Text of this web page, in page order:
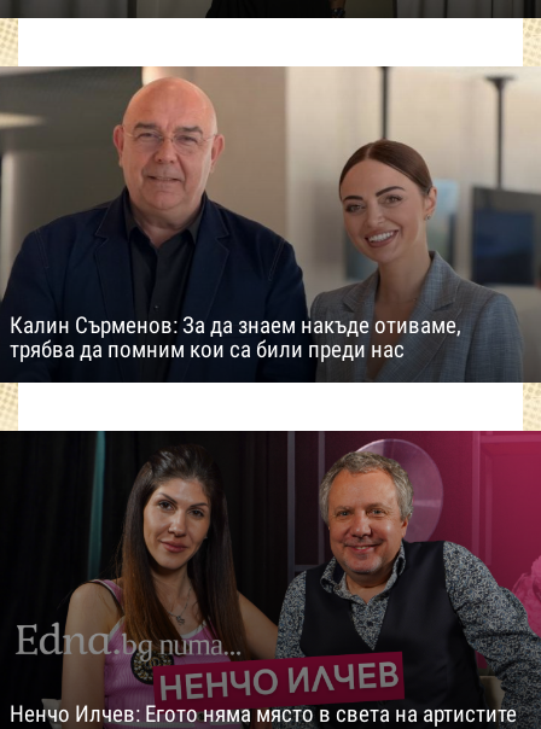
Калин Сърменов: За да знаем накъде отиваме,
трябва да помним кои са били преди нас
Ненчо Илчев: Егото няма място в света на артистите